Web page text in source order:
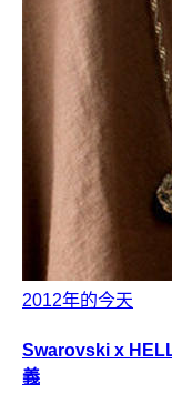
2012年的今天
Swarovski x
義